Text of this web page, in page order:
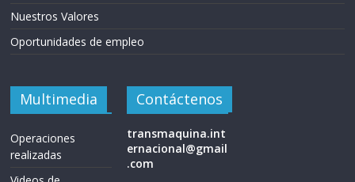
Nuestros Valores
Oportunidades de empleo
Multimedia
Operaciones
realizadas
Contáctenos
transmaquina.int
ernacional@gmail
.com